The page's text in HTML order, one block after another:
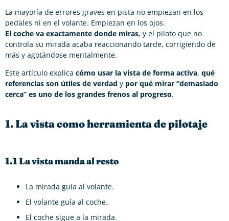
La mayoría de errores graves en pista no empiezan en los
pedales ni en el volante. Empiezan en los ojos.
El coche va exactamente donde miras, y el piloto que no
controla su mirada acaba reaccionando tarde, corrigiendo de
más y agotándose mentalmente.
Este artículo explica cómo usar la vista de forma activa, qué
referencias son útiles de verdad y por qué mirar “demasiado
cerca” es uno de los grandes frenos al progreso.
1. La vista como herramienta de pilotaje
1.1 La vista manda al resto
La mirada guía al volante.
El volante guía al coche.
El coche sigue a la mirada.